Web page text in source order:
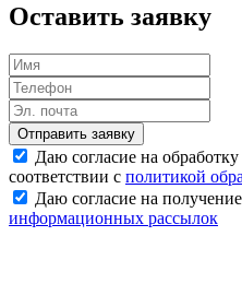
Оставить заявку
Отправить заявку
Даю согласие на
соответствии с политикой
Даю согласие на получение
информационных рассылок